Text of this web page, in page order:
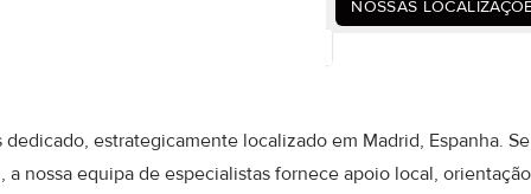
NOSSAS
estrategicamente localizado em Madrid, Espanha.
nossa equipa de especialistas fornece apoio local,